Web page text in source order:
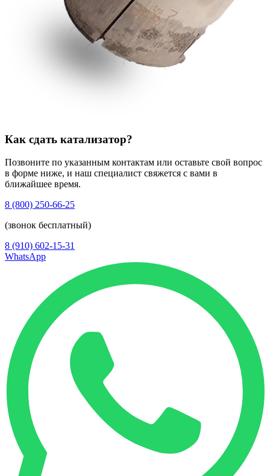
Как сдать катализатор?
Позвоните по указанным контактам или оставьте свой вопрос
в форме ниже, и наш специалист свяжется с вами в
ближайшее время.
8 (800) 250-66-25
(звонок бесплатный)
8 (910) 602-15-31
WhatsApp